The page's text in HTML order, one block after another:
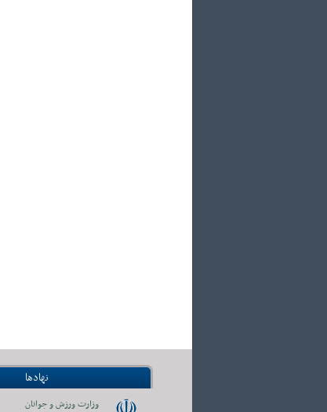
نهادها
وزارت ورزش و جوانان